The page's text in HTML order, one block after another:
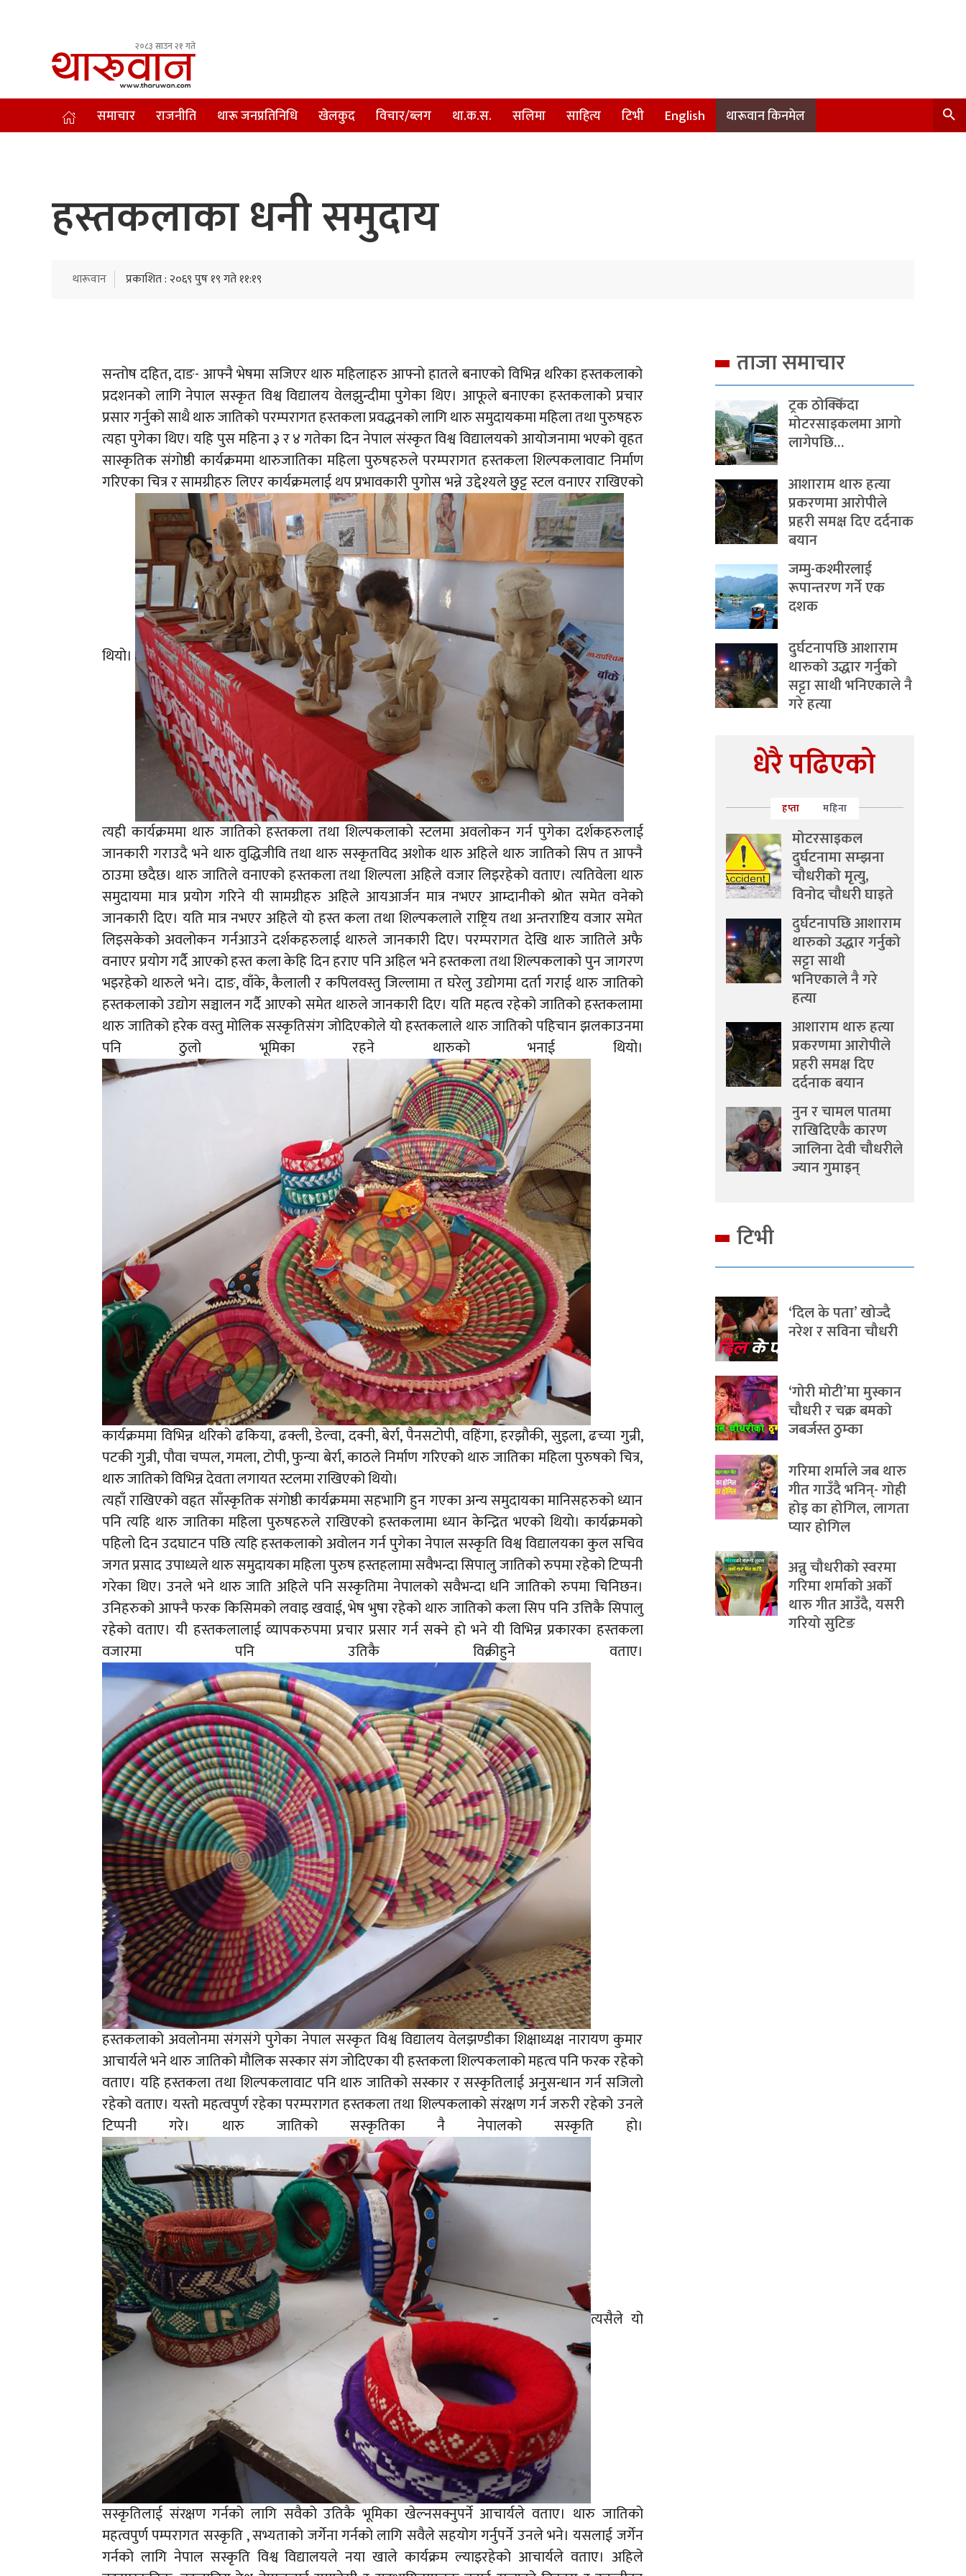
२०८३ साउन २१ गते
Leading Newsportal from Tharu Community Nepal.
समाचार राजनीति थारू जनप्रतिनिधि खेलकुद विचार/ब्लग था.क.स. सलिमा साहित्य टिभी English थारूवान किनमेल
हस्तकलाका धनी समुदाय
थारूवान प्रकाशित : २०६९ पुष १९ गते ११:१९
सन्तोष दहित, दाङ- आफ्नै भेषमा सजिएर थारु महिलाहरु आफ्नो हातले बनाएको विभिन्न थरिका हस्तकलाको
प्रदशनको लागि नेपाल सस्कृत विश्व विद्यालय वेलझुन्दीमा पुगेका थिए। आफूले बनाएका हस्तकलाको प्रचार
प्रसार गर्नुको साथै थारु जातिको परम्परागत हस्तकला प्रवद्धनको लागि थारु समुदायकमा महिला तथा पुरुषहरु
त्यहा पुगेका थिए। यहि पुस महिना ३ र ४ गतेका दिन नेपाल संस्कृत विश्व विद्यालयको आयोजनामा भएको वृहत
सास्कृतिक संगोष्ठी कार्यक्रममा थारुजातिका महिला पुरुषहरुले परम्परागत हस्तकला शिल्पकलावाट निर्माण
गरिएका चित्र र सामग्रीहरु लिएर कार्यक्रमलाई थप प्रभावकारी पुगोस भन्ने उद्देश्यले छुट्ट स्टल वनाएर राखिएको
थियो।
त्यही कार्यक्रममा थारु जातिको हस्तकला तथा शिल्पकलाको स्टलमा अवलोकन गर्न पुगेका दर्शकहरुलाई
जानकारी गराउदै भने थारु वुद्धिजीवि तथा थारु सस्कृतविद अशोक थारु अहिले थारु जातिको सिप त आफ्नै
ठाउमा छदैछ। थारु जातिले वनाएको हस्तकला तथा शिल्पला अहिले वजार लिइरहेको वताए। त्यतिवेला थारु
समुदायमा मात्र प्रयोग गरिने यी सामग्रीहरु अहिले आयआर्जन मात्र नभएर आम्दानीको श्रोत समेत वनेको
जानकारी दिए। यति मात्र नभएर अहिले यो हस्त कला तथा शिल्पकलाले राष्ट्रिय तथा अन्तराष्टिय वजार समेत
लिइसकेको अवलोकन गर्नआउने दर्शकहरुलाई थारुले जानकारी दिए। परम्परागत देखि थारु जातिले अफै
वनाएर प्रयोग गर्दै आएको हस्त कला केहि दिन हराए पनि अहिल भने हस्तकला तथा शिल्पकलाको पुन जागरण
भइरहेको थारुले भने। दाङ, वाँके, कैलाली र कपिलवस्तु जिल्लामा त घरेलु उद्योगमा दर्ता गराई थारु जातिको
हस्तकलाको उद्योग सञ्चालन गर्दै आएको समेत थारुले जानकारी दिए। यति महत्व रहेको जातिको हस्तकलामा
थारु जातिको हरेक वस्तु मोलिक सस्कृतिसंग जोदिएकोले यो हस्तकलाले थारु जातिको पहिचान झलकाउनमा
पनि ठुलो भूमिका रहने थारुको भनाई थियो।
कार्यक्रममा विभिन्न थरिको ढकिया, ढक्ली, डेल्वा, दक्नी, बेर्रा, पैनसटोपी, वहिंगा, हरझौकी, सुइला, ढच्या गुन्री,
पटकी गुन्री, पौवा चप्पल, गमला, टोपी, फुन्या बेर्रा, काठले निर्माण गरिएको थारु जातिका महिला पुरुषको चित्र,
थारु जातिको विभिन्न देवता लगायत स्टलमा राखिएको थियो।
त्यहाँ राखिएको वहृत साँस्कृतिक संगोष्ठी कार्यक्रममा सहभागि हुन गएका अन्य समुदायका मानिसहरुको ध्यान
पनि त्यहि थारु जातिका महिला पुरुषहरुले राखिएको हस्तकलामा ध्यान केन्द्रित भएको थियो। कार्यक्रमको
पहिलो दिन उदघाटन पछि त्यहि हस्तकलाको अवोलन गर्न पुगेका नेपाल सस्कृति विश्व विद्यालयका कुल सचिव
जगत प्रसाद उपाध्यले थारु समुदायका महिला पुरुष हस्तहलामा सवैभन्दा सिपालु जातिको रुपमा रहेको टिप्पनी
गरेका थिए। उनले भने थारु जाति अहिले पनि सस्कृतिमा नेपालको सवैभन्दा धनि जातिको रुपमा चिनिछन।
उनिहरुको आफ्नै फरक किसिमको लवाइ खवाई, भेष भुषा रहेको थारु जातिको कला सिप पनि उत्तिकै सिपालु
रहेको वताए। यी हस्तकलालाई व्यापकरुपमा प्रचार प्रसार गर्न सक्ने हो भने यी विभिन्न प्रकारका हस्तकला
वजारमा पनि उतिकै विक्रीहुने वताए।
हस्तकलाको अवलोनमा संगसंगे पुगेका नेपाल सस्कृत विश्व विद्यालय वेलझण्डीका शिक्षाध्यक्ष नारायण कुमार
आचार्यले भने थारु जातिको मौलिक सस्कार संग जोदिएका यी हस्तकला शिल्पकलाको महत्व पनि फरक रहेको
वताए। यहि हस्तकला तथा शिल्पकलावाट पनि थारु जातिको सस्कार र सस्कृतिलाई अनुसन्धान गर्न सजिलो
रहेको वताए। यस्तो महत्वपुर्ण रहेका परम्परागत हस्तकला तथा शिल्पकलाको संरक्षण गर्न जरुरी रहेको उनले
टिप्पनी गरे। थारु जातिको सस्कृतिका नै नेपालको सस्कृति हो।
त्यसैले यो
सस्कृतिलाई संरक्षण गर्नको लागि सवैको उतिकै भूमिका खेल्नसक्नुपर्ने आचार्यले वताए। थारु जातिको
महत्वपुर्ण पम्परागत सस्कृति , सभ्यताको जर्गेना गर्नको लागि सवैले सहयोग गर्नुपर्ने उनले भने। यसलाई जर्गेन
गर्नको लागि नेपाल सस्कृति विश्व विद्यालयले नया खाले कार्यक्रम ल्याइरहेको आचार्यले वताए। अहिले
ताजा समाचार
ट्रक ठोक्किँदा
मोटरसाइकलमा आगो
लागेपछि…
आशाराम थारु हत्या
प्रकरणमा आरोपीले
प्रहरी समक्ष दिए दर्दनाक
बयान
जम्मु-कश्मीरलाई
रूपान्तरण गर्ने एक
दशक
दुर्घटनापछि आशाराम
थारुको उद्धार गर्नुको
सट्टा साथी भनिएकाले नै
गरे हत्या
धेरै पढिएको
हप्ता महिना
मोटरसाइकल
दुर्घटनामा सम्झना
चौधरीको मृत्यु,
विनोद चौधरी घाइते
दुर्घटनापछि आशाराम
थारुको उद्धार गर्नुको
सट्टा साथी
भनिएकाले नै गरे
हत्या
आशाराम थारु हत्या
प्रकरणमा आरोपीले
प्रहरी समक्ष दिए
दर्दनाक बयान
नुन र चामल पातमा
राखिदिएकै कारण
जालिना देवी चौधरीले
ज्यान गुमाइन्
टिभी
‘दिल के पता’ खोज्दै
नरेश र सविना चौधरी
‘गोरी मोटी’मा मुस्कान
चौधरी र चक्र बमको
जबर्जस्त ठुम्का
गरिमा शर्माले जब थारु
गीत गाउँदै भनिन्- गोही
होइ का होगिल, लागता
प्यार होगिल
अन्नु चौधरीको स्वरमा
गरिमा शर्माको अर्को
थारु गीत आउँदै, यसरी
गरियो सुटिङ